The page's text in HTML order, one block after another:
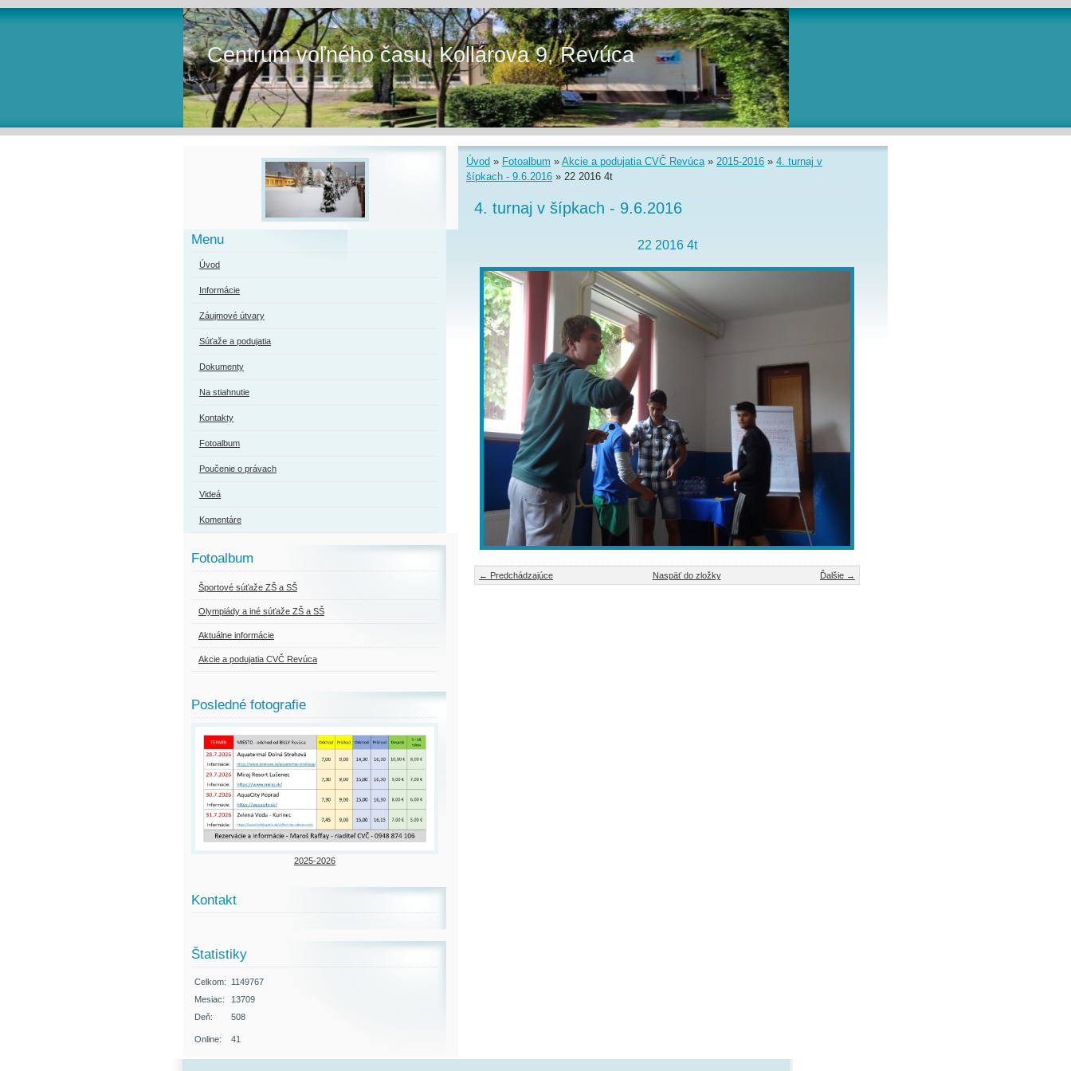
Centrum voľného času, Kollárova 9, Revúca
Úvod » Fotoalbum » Akcie a podujatia CVČ Revúca» 2015-2016 » 4. turnaj v
šípkach - 9.6.2016 » 22 2016 4t
4. turnaj v šípkach - 9.6.2016
22 2016 4t
← Predchádzajúce Ďalšie →
Naspäť do zložky
Menu
Úvod
Informácie
Záujmové útvary
Súťaže a podujatia
Dokumenty
Na stiahnutie
Kontakty
Fotoalbum
Poučenie o právach
Videá
Komentáre
Fotoalbum
Športové súťaže ZŠ a SŠ
Olympiády a iné súťaže ZŠ a SŠ
Aktuálne informácie
Akcie a podujatia CVČ Revúca
Posledné fotografie
2025-2026
Kontakt
Štatistiky
Online: 41
Celkom:
1149767
Mesiac:
13709
Deň:
508